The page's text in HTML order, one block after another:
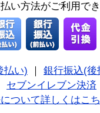
い方法がご利用で
払い)
銀行振込(後
セブンイレブン決済
ついて詳しくはこ